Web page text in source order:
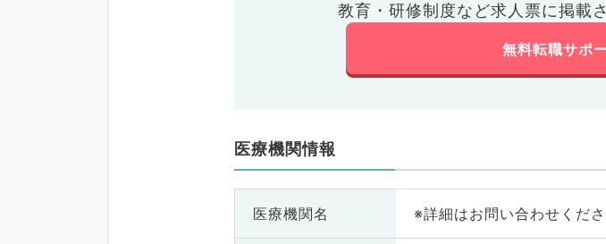
教育・研修制度など求人票に掲載
無料転職サポ
医療機関情報
医療機関名 ※詳細はお問い合わせくだ